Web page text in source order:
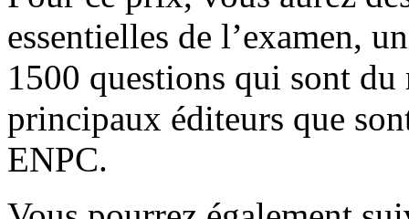
essentielles de l’examen,
1500 questions qui sont du
principaux éditeurs que
ENPC.